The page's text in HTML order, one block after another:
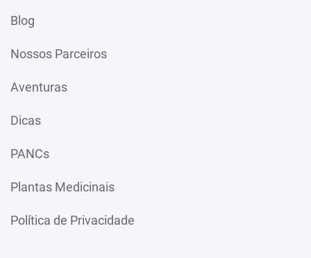
Blog
Nossos Parceiros
Aventuras
Dicas
PANCs
Plantas Medicinais
Política de Privacidade